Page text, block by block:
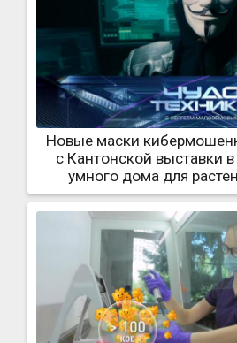
Новые маски
с Кантонской выставки
умного дома для